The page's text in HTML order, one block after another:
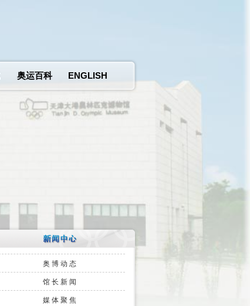
奥运百科 ENGLISH
奥博动态
馆长新闻
媒体聚焦